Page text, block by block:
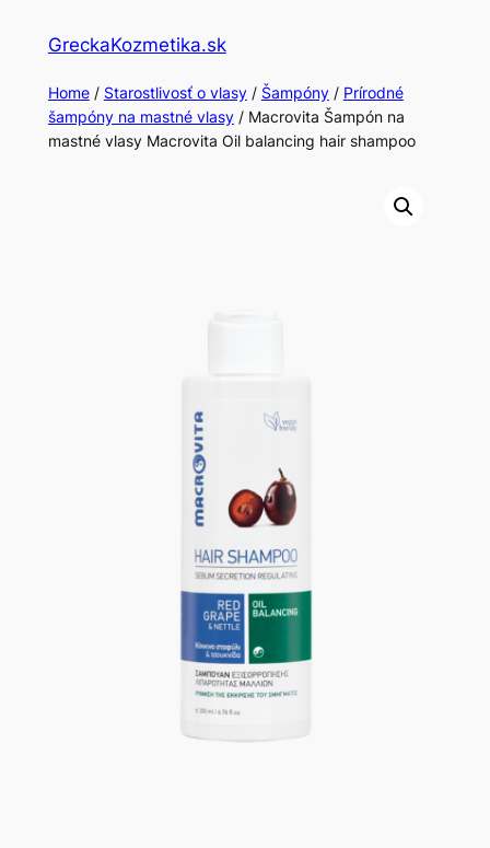
GreckaKozmetika.sk
Home/ Starostlivosť o vlasy/ Šampóny/ Prírodné
šampóny na mastné vlasy/ Macrovita Šampón na
mastné vlasy Macrovita Oil balancing hair shampoo